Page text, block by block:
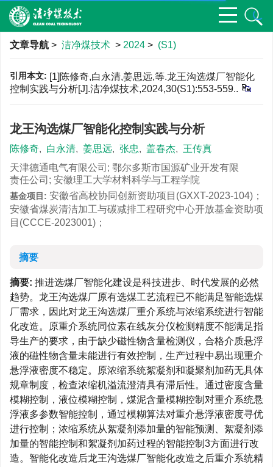
文章导航 > 洁净煤技术 > 2024 > (S1)
引用本文: [1]陈修奇,白永清,姜思远,等.龙王沟选煤厂智能化
控制实践与分析[J].洁净煤技术,2024,30(S1):553-559..
龙王沟选煤厂智能化控制实践与分析
陈修奇, 白永清, 姜思远, 张忠, 盖春杰, 王传真
天津德通电气有限公司; 鄂尔多斯市国源矿业开发有限
责任公司; 安徽理工大学材料科学与工程学院
基金项目: 安徽省高校协同创新资助项目(GXXT-2023-104)；
安徽省煤炭清洁加工与碳减排工程研究中心开放基金资助项
目(CCCE-2023001)；
摘要
摘要: 推进选煤厂智能化建设是科技进步、时代发展的必然
趋势。龙王沟选煤厂原有选煤工艺流程已不能满足智能选煤
厂需求，因此对龙王沟选煤厂重介系统与浓缩系统进行智能
化改造。原重介系统同位素在线灰分仪检测精度不能满足指
导生产的要求，由于缺少磁性物含量检测仪，合格介质悬浮
液的磁性物含量未能进行有效控制，生产过程中易出现重介
悬浮液密度不稳定。原浓缩系统絮凝剂和凝聚剂加药无具体
规章制度，检查浓缩机溢流澄清具有滞后性。通过密度含量
模糊控制，液位模糊控制，煤泥含量模糊控制对重介系统悬
浮液多参数智能控制，通过模糊算法对重介悬浮液密度寻优
进行控制；浓缩系统从絮凝剂添加量的智能预测、絮凝剂添
加量的智能控制和絮凝剂加药过程的智能控制3方面进行改
造。智能化改造后龙王沟选煤厂智能化改造之后重介系统精